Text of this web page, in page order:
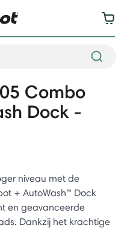
Combo
Dock -
niveau met de
+ AutoWash™ Dock
en geavanceerde
Dankzij het krachtige